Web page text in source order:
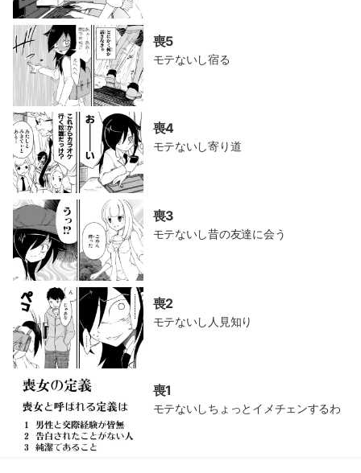
喪5
モテないし宿る
喪4
モテないし寄り道
喪3
モテないし昔の友達に会う
喪2
モテないし人見知り
喪1
モテないしちょっとイメチェンするわ